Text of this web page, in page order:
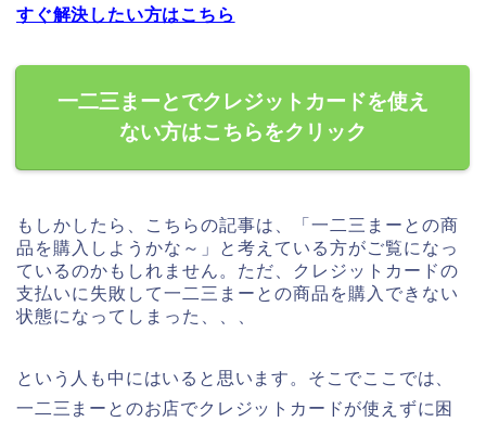
すぐ解決したい方はこちら
一二三まーとでクレジットカードを使え
ない方はこちらをクリック
もしかしたら、こちらの記事は、「一二三まーとの商
品を購入しようかな～」と考えている方がご覧になっ
ているのかもしれません。ただ、クレジットカードの
支払いに失敗して一二三まーとの商品を購入できない
状態になってしまった、、、
という人も中にはいると思います。そこでここでは、
一二三まーとのお店でクレジットカードが使えずに困